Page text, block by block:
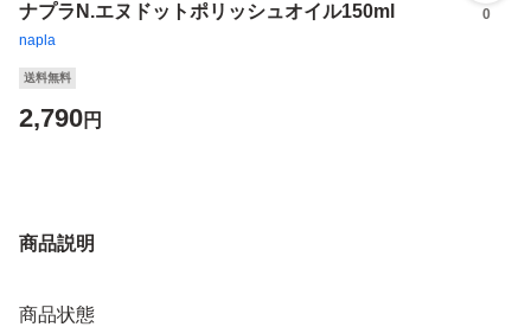
ナプラN.エヌドットポリッシュオイル150ml
napla
0
送料無料
2,790円
商品説明
商品状態